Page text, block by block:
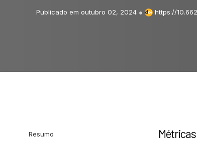
Publicado em outubro 02, 2024 ● https://
Resumo
Métricas